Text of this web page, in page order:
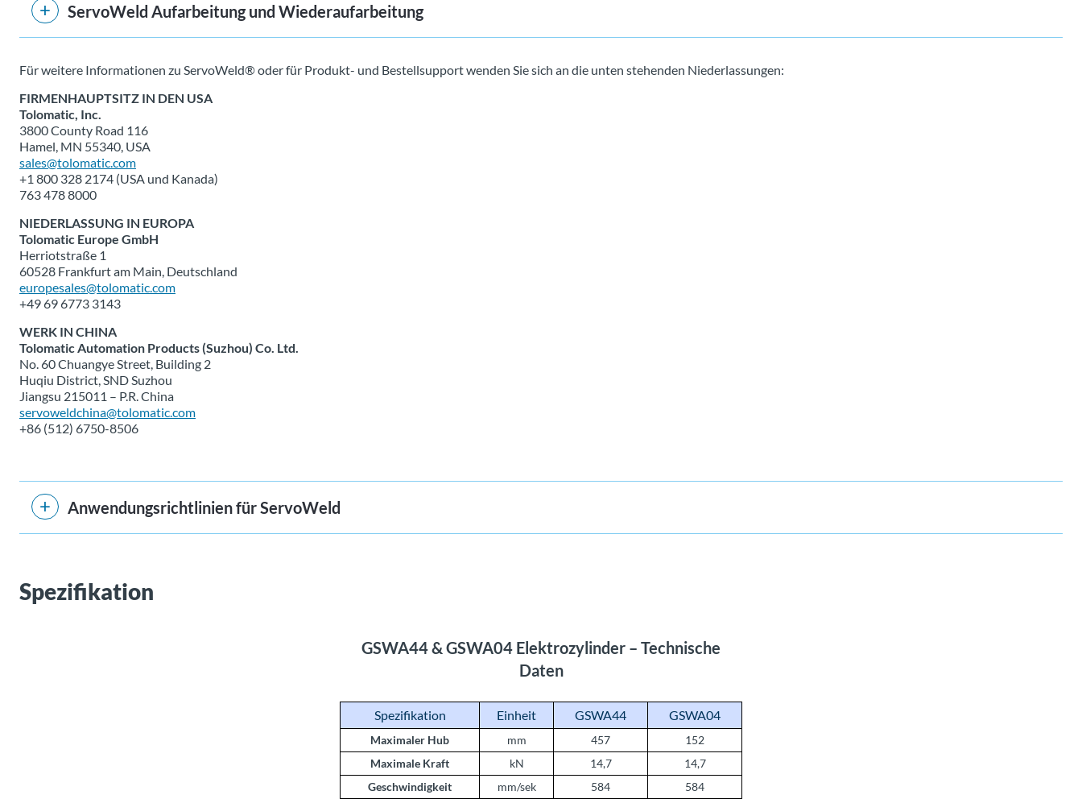
ServoWeld Aufarbeitung und Wiederaufarbeitung
Für weitere Informationen zu ServoWeld® oder für Produkt- und Bestellsupport wenden Sie sich an die unten stehenden Niederlassungen:
FIRMENHAUPTSITZ IN DEN USA
Tolomatic, Inc.
3800 County Road 116
Hamel, MN 55340, USA
sales@tolomatic.com
+1 800 328 2174 (USA und Kanada)
763 478 8000
NIEDERLASSUNG IN EUROPA
Tolomatic Europe GmbH
Herriotstraße 1
60528 Frankfurt am Main, Deutschland
europesales@tolomatic.com
+49 69 6773 3143
WERK IN CHINA
Tolomatic Automation Products (Suzhou) Co. Ltd.
No. 60 Chuangye Street, Building 2
Huqiu District, SND Suzhou
Jiangsu 215011 – P.R. China
servoweldchina@tolomatic.com
+86 (512) 6750-8506
Anwendungsrichtlinien für ServoWeld
Spezifikation
GSWA44 & GSWA04 Elektrozylinder – Technische
Daten
Spezifikation Einheit GSWA44 GSWA04
Maximaler Hub mm 457
152
Maximale Kraft
kN 14,7
14,7
Geschwindigkeit
mm/sek 584 584